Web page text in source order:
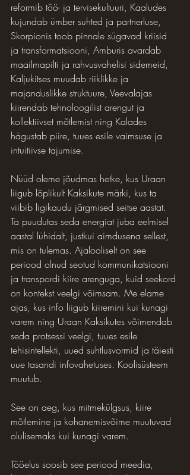
reformib töö- ja tervisekultuuri, Kaaludes
kujundab ümber suhted ja partnerluse,
Skorpionis toob pinnale sügavad kriisid
ja transformatsiooni, Amburis avardab
maailmapilti ja rahvusvahelisi sidemeid,
Kaljukitses muudab riiklikke ja
majanduslikke struktuure, Veevalajas
kiirendab tehnoloogilist arengut ja
kollektiivset mõtlemist ning Kalades
hägustab piire, tuues esile vaimsuse ja
intuitiivse tajumise.
Nüüd oleme jõudmas hetke, kus Uraan
liigub lõplikult Kaksikute märki, kus ta
viibib ligikaudu järgmised seitse aastat.
Ta puudutas seda energiat juba eelmisel
aastal lühidalt, justkui aimdusena sellest,
mis on tulemas. Ajalooliselt on see
periood olnud seotud kommunikatsiooni
ja transpordi kiire arenguga, kuid seekord
on kontekst veelgi võimsam. Me elame
ajas, kus info liigub kiiremini kui kunagi
varem ning Uraan Kaksikutes võimendab
seda protsessi veelgi, tuues esile
tehisintellekti, uued suhtlusvormid ja täiesti
uue tasandi infovahetuses. Koolisüsteem
muutub.
See on aeg, kus mitmekülgsus, kiire
mõtlemine ja kohanemisvõime muutuvad
olulisemaks kui kunagi varem.
Tööelus soosib see periood meedia,